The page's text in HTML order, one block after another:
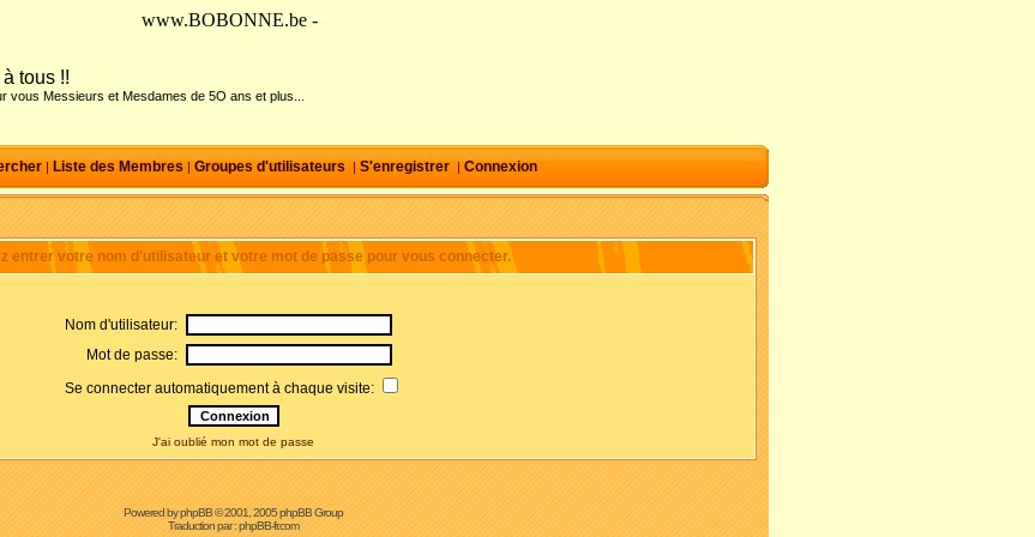
www.BOBONNE.be -
tous !!
vous Messieurs et Mesdames de 5O ans et plus...
| Liste des Membres | Groupes d'utilisateurs | S'enregistrer| Connexion
entrer votre nom d'utilisateur et votre mot de passe pour vous connecter.
Nom d'utilisateur:
Mot de passe:
Se connecter automatiquement à chaque visite:
J'ai oublié mon mot de passe
Powered byphpBB© 2001, 2005 phpBB Group
Traduction par :phpBB-fr.com